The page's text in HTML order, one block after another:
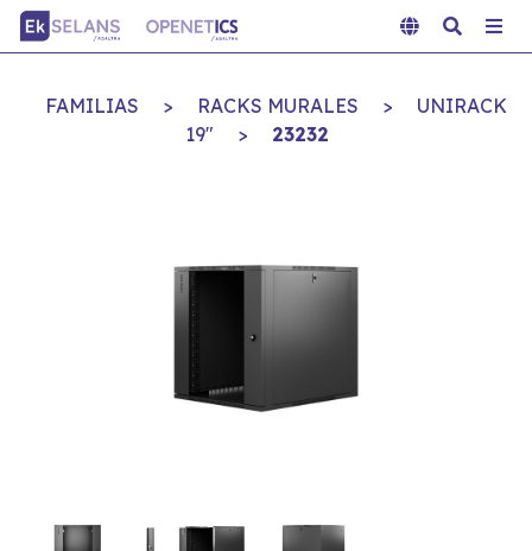
FAMILIAS > RACKS MURALES >
UNIRACK
19"
> 23232